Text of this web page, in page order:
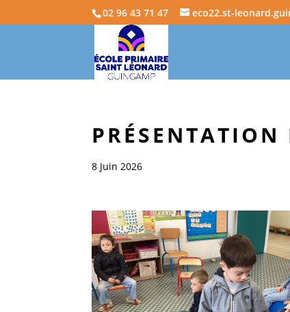
02 96 43 71 47 eco22.st-
8 Juin 2026